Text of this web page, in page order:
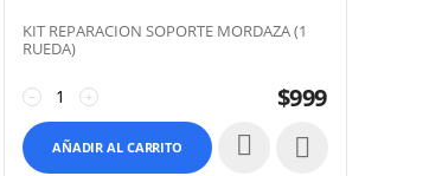
KIT REPARACION SOPORTE MORDAZA (1
RUEDA)
+
− $999
AÑADIR AL CARRITO 